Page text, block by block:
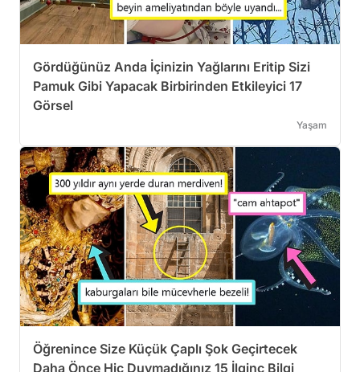
Gördüğünüz Anda İçinizin Yağlarını Eritip Sizi
Pamuk Gibi Yapacak Birbirinden Etkileyici 17
Görsel
Yaşam
Öğrenince Size Küçük Çaplı Şok Geçirtecek
Daha Önce Hiç Duymadığınız 15 İlginç Bilgi